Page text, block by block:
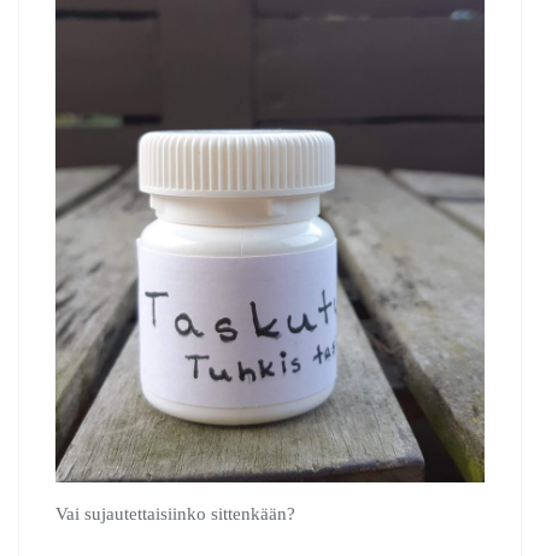
Vai sujautettaisiinko sittenkään?